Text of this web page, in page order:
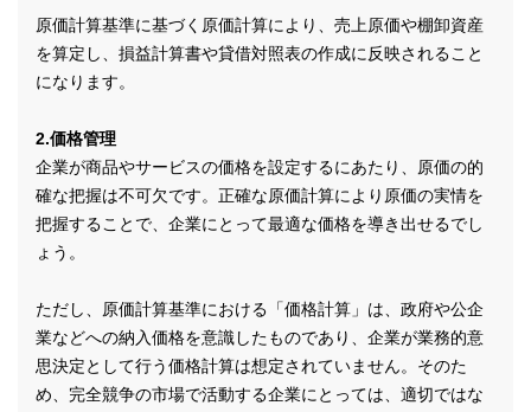
原価計算基準に基づく原価計算により、売上原価や棚卸資産
を算定し、損益計算書や貸借対照表の作成に反映されること
になります。
2.価格管理
企業が商品やサービスの価格を設定するにあたり、原価の的
確な把握は不可欠です。正確な原価計算により原価の実情を
把握することで、企業にとって最適な価格を導き出せるでし
ょう。
ただし、原価計算基準における「価格計算」は、政府や公企
業などへの納入価格を意識したものであり、企業が業務的意
思決定として行う価格計算は想定されていません。そのた
め、完全競争の市場で活動する企業にとっては、適切ではな